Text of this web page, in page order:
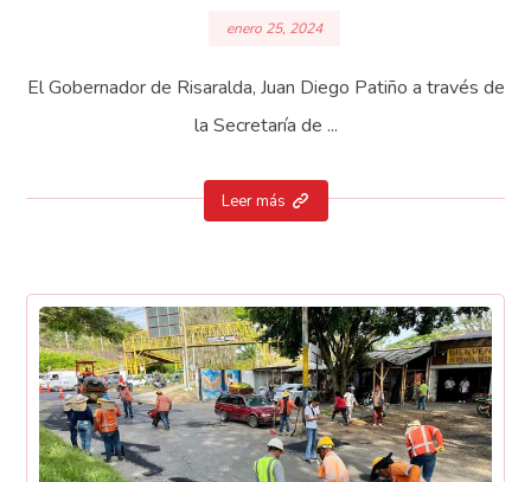
enero 25, 2024
El Gobernador de Risaralda, Juan Diego Patiño a través de
la Secretaría de ...
Leer más